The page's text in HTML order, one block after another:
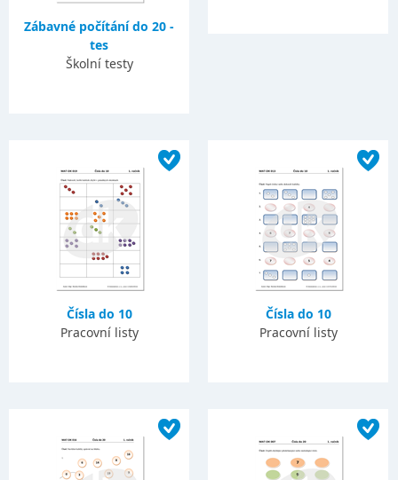
Zábavné počítání do 20 -
tes
Školní testy
Čísla do 10
Pracovní listy
Čísla do 10
Pracovní listy